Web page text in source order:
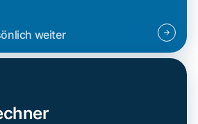
weiter